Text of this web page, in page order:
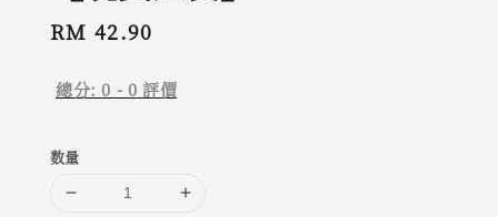
Regular
RM 42.90
總分:0 - 0 評價
数量